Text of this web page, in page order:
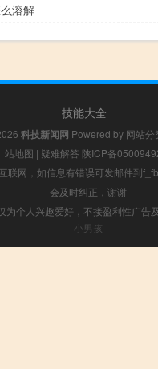
溶解
技能大全
科技新闻网 Powered by 网站分
站地图 | 疑难解答 陕ICP备
联网，如信息有错误可发邮件到
会及时纠正，谢谢
为个人兴趣爱好，不接盈利性广告
小男孩